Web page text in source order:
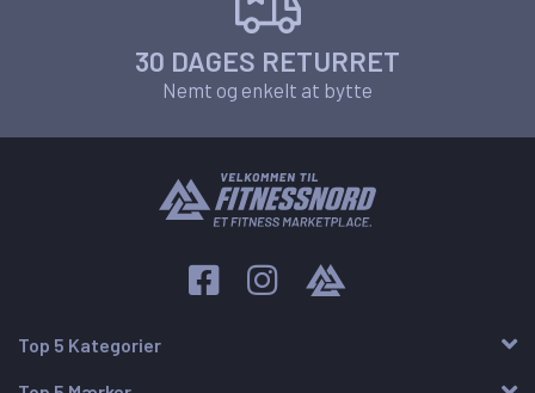
30 DAGES RETURRET
Nemt og enkelt at bytte
Top 5 Kategorier